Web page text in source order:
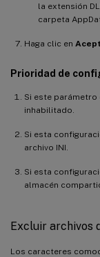
la extensión
carpeta
Haga clic en
Prioridad de
Si este
inhabilitado.
Si esta
archivo INI.
Si esta
almacén
Excluir archivos
Los caracteres